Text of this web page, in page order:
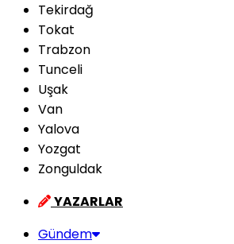
Tekirdağ
Tokat
Trabzon
Tunceli
Uşak
Van
Yalova
Yozgat
Zonguldak
YAZARLAR
Gündem